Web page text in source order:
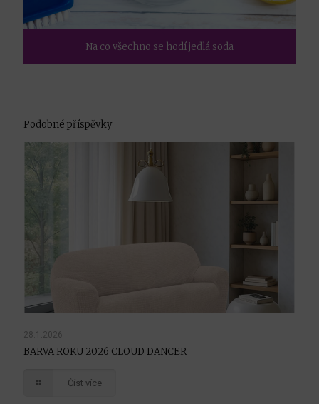
Na co všechno se hodí jedlá soda
Podobné příspěvky
28.1.2026
BARVA ROKU 2026 CLOUD DANCER
Číst více